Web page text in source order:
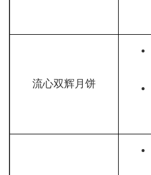
流心双辉月饼